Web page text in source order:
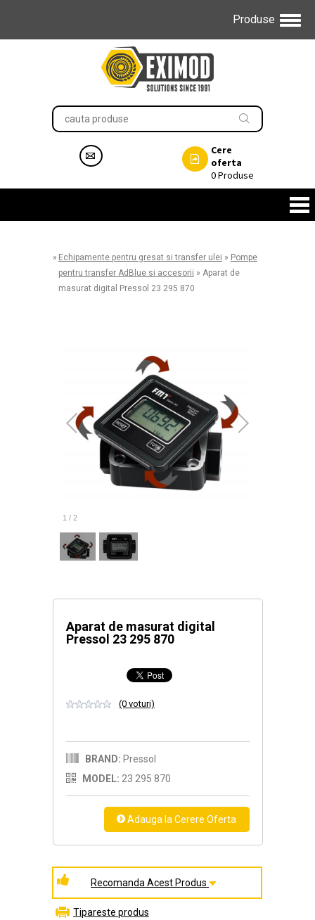
Produse
Cere
oferta
0Produse
» Echipamente pentru gresat si transfer ulei » Pompe
pentru transfer AdBlue si accesorii » Aparat de
masurat digital Pressol 23 295 870
1 / 2
Aparat de masurat digital
Pressol 23 295 870
(0 voturi)
BRAND: Pressol
MODEL: 23 295 870
Recomanda Acest Produs
Tipareste produs